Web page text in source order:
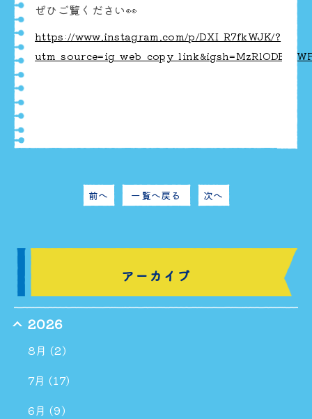
ぜひご覧ください👀
https://www.instagram.com/p/DXI_R7fkWJK/?
前へ 一覧へ戻る 次へ
アーカイブ
2026
8月 (2)
7月 (17)
6月 (9)